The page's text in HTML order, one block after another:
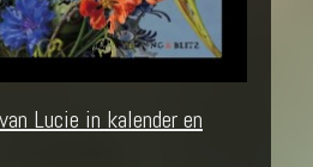
Lucie in kalender en